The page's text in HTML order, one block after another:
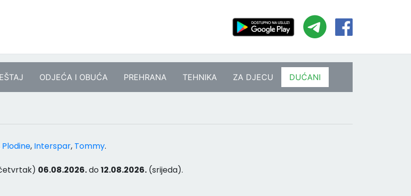
ODJEĆA I OBUĆA PREHRANA TEHNIKA ZA DJECU DUĆANI
Plodine, Interspar, Tommy.
06.08.2026.do 12.08.2026. (srijeda).